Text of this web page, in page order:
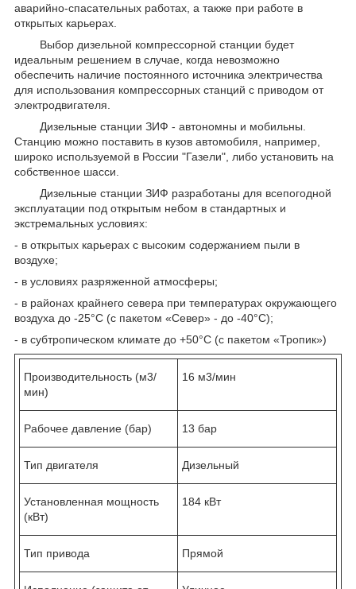
аварийно-спасательных работах, а также при работе в
открытых карьерах.
Выбор дизельной компрессорной станции будет
идеальным решением в случае, когда невозможно
обеспечить наличие постоянного источника электричества
для использования компрессорных станций с приводом от
электродвигателя.
Дизельные станции ЗИФ - автономны и мобильны.
Станцию можно поставить в кузов автомобиля, например,
широко используемой в России "Газели", либо установить на
собственное шасси.
Дизельные станции ЗИФ разработаны для всепогодной
эксплуатации под открытым небом в стандартных и
экстремальных условиях:
- в открытых карьерах с высоким содержанием пыли в
воздухе;
- в условиях разряженной атмосферы;
- в районах крайнего севера при температурах окружающего
воздуха до -25°С (с пакетом «Север» - до -40°С);
- в субтропическом климате до +50°С (с пакетом «Тропик»)
Производительность (м3/
мин)
16 м3/мин
Рабочее давление (бар) 13 бар
Тип двигателя Дизельный
Установленная мощность
(кВт)
184 кВт
Тип привода Прямой